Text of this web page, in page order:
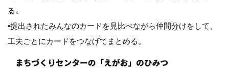
る。
•提出されたみんなのカードを見比べながら仲間分けをして、
工夫ごとにカードをつなげてまとめる。